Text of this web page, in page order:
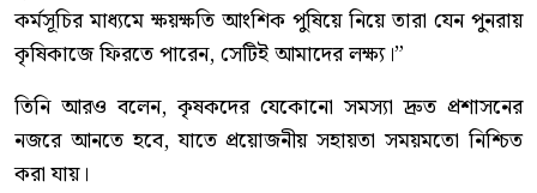
কর্মসূচির মাধ্যমে ক্ষয়ক্ষতি আংশিক পুষিয়ে নিয়ে তারা যেন পুনরায়
কৃষিকাজে ফিরতে পারেন, সেটিই আমাদের লক্ষ্য।”
তিনি আরও বলেন, কৃষকদের যেকোনো সমস্যা দ্রুত প্রশাসনের
নজরে আনতে হবে, যাতে প্রয়োজনীয় সহায়তা সময়মতো নিশ্চিত
করা যায়।